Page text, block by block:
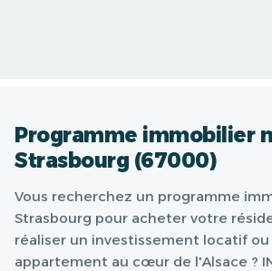
Programme immobilier
Strasbourg (67000)
Vous recherchez un programme
Strasbourg pour acheter votre
réaliser un investissement locatif
appartement au cœur de l'Alsace ?